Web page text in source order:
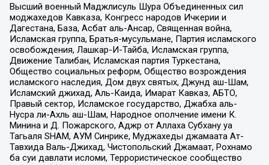
Высший военный Маджлисуль Шура Объединенных сил
моджахедов Кавказа, Конгресс народов Ичкерии и
Дагестана, База, Асбат аль-Ансар, Священная война,
Исламская группа, Братья-мусульмане, Партия исламского
освобождения, Лашкар-И-Тайба, Исламская группа,
Движение Талибан, Исламская партия Туркестана,
Общество социальных реформ, Общество возрождения
исламского наследия, Дом двух святых, Джунд аш-Шам,
Исламский джихад, Аль-Каида, Имарат Кавказ, АБТО,
Правый сектор, Исламское государство, Джабха аль-
Нусра ли-Ахль аш-Шам, Народное ополчение имени К.
Минина и Д. Пожарского, Аджр от Аллаха Субхану уа
Тагьаля SHAM, АУМ Синрике, Муджахеды джамаата Ат-
Тавхида Валь-Джихад, Чистопольский Джамаат, Рохнамо
ба суи давлати исломи, Террористическое сообщество